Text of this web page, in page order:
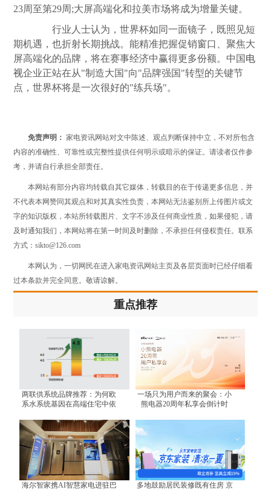
23周至第29周;大屏高端化和拉美市场将成为增量关键。
行业人士认为，世界杯如同一面镜子，既照见短
期机遇，也折射长期挑战。能精准把握促销窗口、聚焦大
屏高端化的品牌，将在赛事经济中赢得更多份额。中国 电
视企业正站在从"制造大国"向"品牌强国"转型的关键节
点，世界杯将是一次很好的"练兵场"。
免责声明： 家电资讯网站对文中陈述、观点判断保持中立，不对所包含
内容的准确性、可靠性或完整性提供任何明示或暗示的保证。请读者仅作参
考，并请自行承担全部责任。
本网站有部分内容均转载自其它媒体，转载目的在于传递更多信息，并
不代表本网赞同其观点和对其真实性负责，本网站无法鉴别所上传图片或文
字的知识版权，本站所转载图片、文字不涉及任何商业性质，如果侵犯，请
及时通知我们，本网站将在第一时间及时删除，不承担任何侵权责任。联系
方式：sikto@126.com
本网认为，一切网民在进入家电资讯网站主页及各层页面时已经仔细看
过本条款并完全同意。敬请谅解。
重点推荐
两联供系统品牌推荐：为何欧
系水系统基因在高端住宅中依
一场只为用户而来的聚会：小
熊电器20周年私享会倒计时
海尔智家携AI智慧家电进驻巴 多地鼓励居民装修既有住房 京